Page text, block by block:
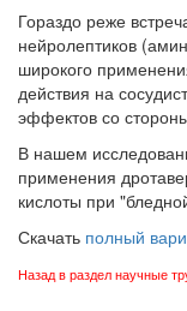
Гораздо реже
нейролептиков
широкого
действия на
эффектов со
В нашем
применения
кислоты при
Скачать полный
Назад в раздел научные